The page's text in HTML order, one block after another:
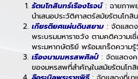
รัตนโกสินทร์เรืองโรจน์: ฉายภาพ
นำเสนอประวัติศาสตร์สมัยรัตนโกสิ
เกียรติยศแผ่นดินสยาม : จัดแสด
พระบรมมหาราชวัง ตามคติความเ
พระมหากษัตริย์ พร้อมเกร็ดความ
เรืองนามมหรสพศิลป์ : จัดแสดงค
ของมหรสพที่สำคัญในสมัยรัตนโกสิ